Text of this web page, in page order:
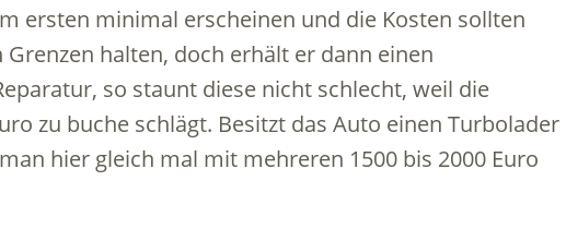
ersten minimal erscheinen und die Kosten sollten
halten, doch erhält er dann einen
so staunt diese nicht schlecht, weil die
zu buche schlägt. Besitzt das Auto einen Turbolader
hier gleich mal mit mehreren 1500 bis 2000 Euro